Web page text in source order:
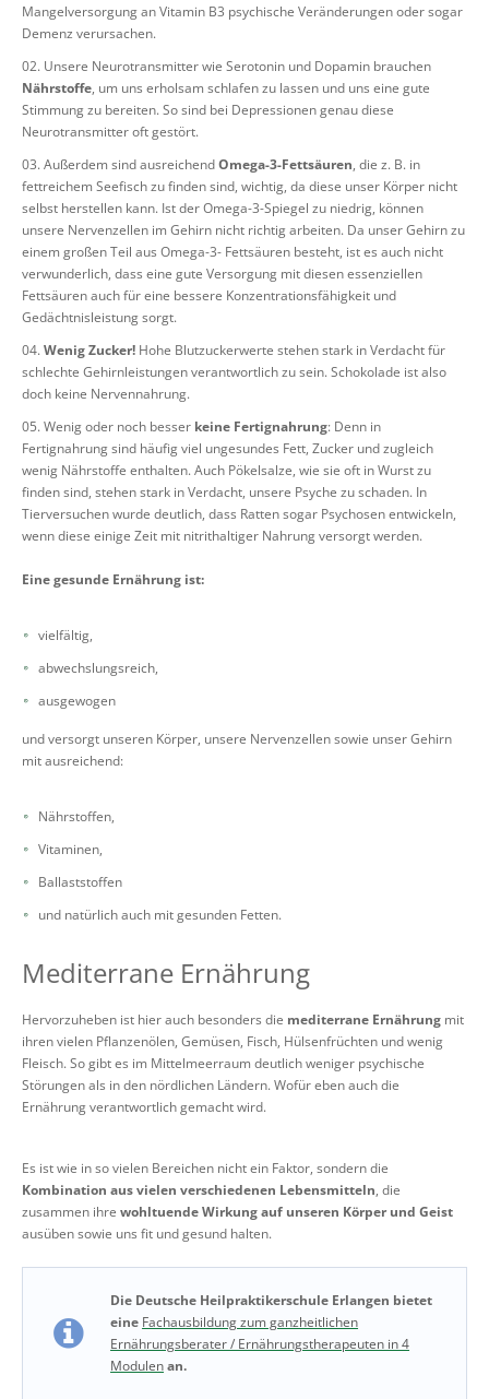
Mangelversorgung an Vitamin B3 psychische Veränderungen oder sogar
Demenz verursachen.
Unsere Neurotransmitter wie Serotonin und Dopamin brauchen
Nährstoffe, um uns erholsam schlafen zu lassen und uns eine gute
Stimmung zu bereiten. So sind bei Depressionen genau diese
Neurotransmitter oft gestört.
Außerdem sind ausreichendOmega-3-Fettsäuren, die z. B. in
fettreichem Seefisch zu finden sind, wichtig, da diese unser Körper nicht
selbst herstellen kann. Ist der Omega-3-Spiegel zu niedrig, können
unsere Nervenzellen im Gehirn nicht richtig arbeiten. Da unser Gehirn zu
einem großen Teil aus Omega-3- Fettsäuren besteht, ist es auch nicht
verwunderlich, dass eine gute Versorgung mit diesen essenziellen
Fettsäuren auch für eine bessere Konzentrationsfähigkeit und
Gedächtnisleistung sorgt.
Wenig Zucker! Hohe Blutzuckerwerte stehen stark in Verdacht für
schlechte Gehirnleistungen verantwortlich zu sein. Schokolade ist also
doch keine Nervennahrung.
Wenig oder noch besser keine Fertignahrung: Denn in
Fertignahrung sind häufig viel ungesundes Fett, Zucker und zugleich
wenig Nährstoffe enthalten. Auch Pökelsalze, wie sie oft in Wurst zu
finden sind, stehen stark in Verdacht, unsere Psyche zu schaden. In
Tierversuchen wurde deutlich, dass Ratten sogar Psychosen entwickeln,
wenn diese einige Zeit mit nitrithaltiger Nahrung versorgt werden.
Eine gesunde Ernährung ist:
vielfältig,
abwechslungsreich,
ausgewogen
und versorgt unseren Körper, unsere Nervenzellen sowie unser Gehirn
mit ausreichend:
Nährstoffen,
Vitaminen,
Ballaststoffen
und natürlich auch mit gesunden Fetten.
Mediterrane Ernährung
Hervorzuheben ist hier auch besonders die mediterrane Ernährung mit
ihren vielen Pflanzenölen, Gemüsen, Fisch, Hülsenfrüchten und wenig
Fleisch. So gibt es im Mittelmeerraum deutlich weniger psychische
Störungen als in den nördlichen Ländern. Wofür eben auch die
Ernährung verantwortlich gemacht wird.
Es ist wie in so vielen Bereichen nicht ein Faktor, sondern die
Kombination aus vielen verschiedenen Lebensmitteln, die
zusammen ihrewohltuende Wirkung auf unseren Körper und Geist
ausüben sowie uns fit und gesund halten.
Die Deutsche Heilpraktikerschule Erlangen bietet
eine Fachausbildung zum ganzheitlichen
Ernährungsberater / Ernährungstherapeuten in 4
Modulenan.